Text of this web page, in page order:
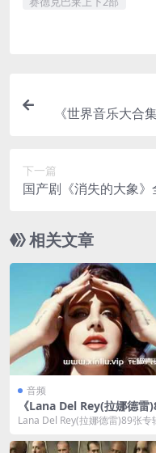
《世界音乐大合
下一篇
国产剧《消失的大象
相关文章
音频
《Lana Del Rey(拉娜德雷
张专辑/单曲合集》[MP3/
百度云网盘下载
Lana Del Rey(拉娜德雷)89张专